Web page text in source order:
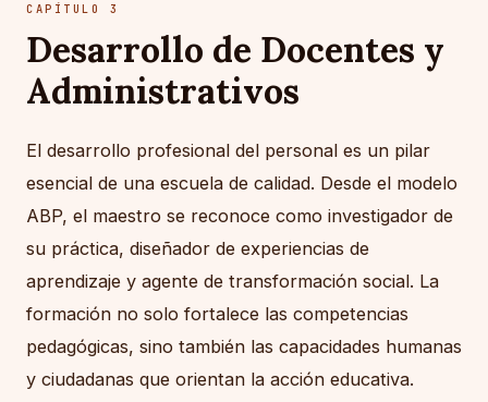
CAPÍTULO 3
Desarrollo de Docentes y
Administrativos
El desarrollo profesional del personal es un pilar
esencial de una escuela de calidad. Desde el modelo
ABP, el maestro se reconoce como investigador de
su práctica, diseñador de experiencias de
aprendizaje y agente de transformación social. La
formación no solo fortalece las competencias
pedagógicas, sino también las capacidades humanas
y ciudadanas que orientan la acción educativa.